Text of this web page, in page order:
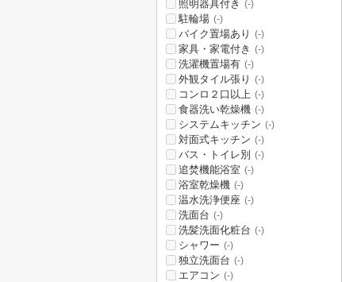
照明器具付き (-)
駐輪場 (-)
バイク置場あり (-)
家具・家電付き (-)
洗濯機置場有 (-)
外観タイル張り (-)
コンロ２口以上 (-)
食器洗い乾燥機 (-)
システムキッチン (-)
対面式キッチン (-)
バス・トイレ別 (-)
追焚機能浴室 (-)
浴室乾燥機 (-)
温水洗浄便座 (-)
洗面台 (-)
洗髪洗面化粧台 (-)
シャワー (-)
独立洗面台 (-)
エアコン (-)